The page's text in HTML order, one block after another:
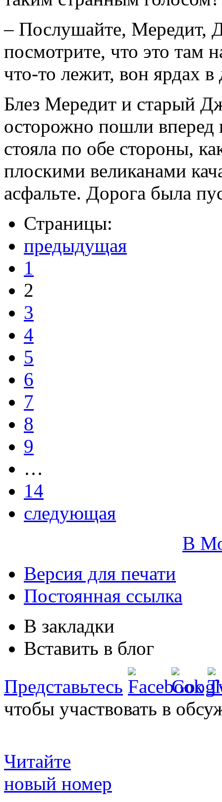
– Послушайте, Мередит,
посмотрите, что это там
что-то лежит, вон ярдах
Блез Мередит и старый
осторожно пошли вперед
стояла по обе стороны,
плоскими великанами
асфальте. Дорога была
Страницы:
предыдущая
1
2
3
4
5
6
7
8
9
…
14
следующая
В
Версия для печати
Постоянная ссылка
В закладки
Вставить в блог
Представьтесь
чтобы участвовать в
Читайте
новый номер